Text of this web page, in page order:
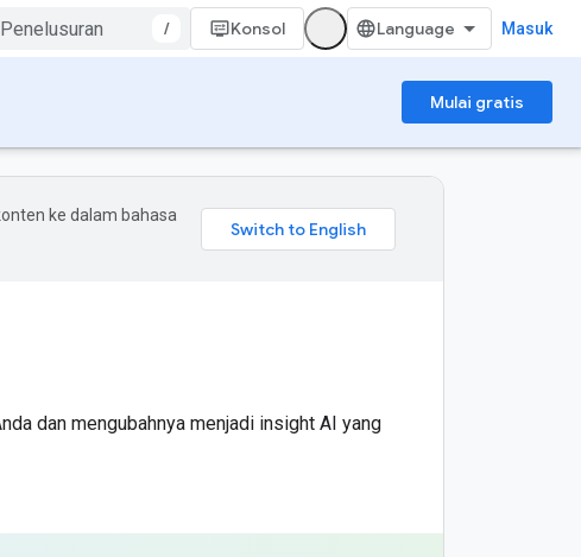
/ Konsol Masuk
Mulai gratis
ke dalam bahasa
dan mengubahnya menjadi insight AI yang